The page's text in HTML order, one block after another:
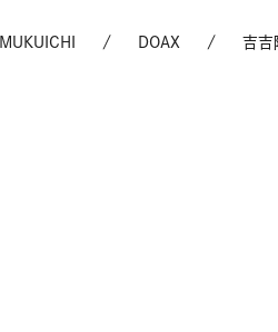
MUKUICHI DOAX 吉吉